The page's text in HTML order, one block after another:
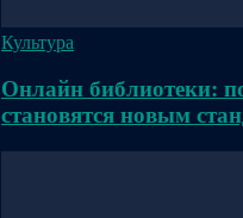
Культура
Онлайн библиотеки:
становятся новым